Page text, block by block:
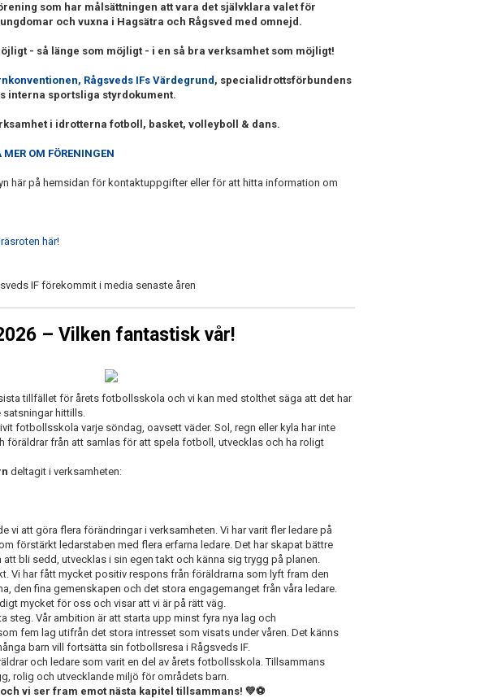
som har målsättningen att vara det självklara valet för
och vuxna i Hagsätra och Rågsved med omnejd.
- så länge som möjligt - i en så bra verksamhet som möjligt!
Rågsveds IFs Värdegrund , specialidrottsförbundens
interna sportsliga styrdokument.
i idrotterna fotboll, basket, volleyboll & dans.
OM FÖRENINGEN
här på hemsidan för kontaktuppgifter eller för att hitta information om
här!
IF förekommit i media senaste åren
– Vilken fantastisk vår!
tillfället för årets fotbollsskola och vi kan med stolthet säga att det har
satsningar hittills.
fotbollsskola varje söndag, oavsett väder. Sol, regn eller kyla har inte
föräldrar från att samlas för att spela fotboll, utvecklas och ha roligt
deltagit i verksamheten:
vi att göra flera förändringar i verksamheten. Vi har varit fler ledare på
förstärkt ledarstaben med flera erfarna ledare. Det har skapat bättre
bli sedd, utvecklas i sin egen takt och känna sig trygg på planen.
Vi har fått mycket positiv respons från föräldrarna som lyft fram den
den fina gemenskapen och det stora engagemanget från våra ledare.
mycket för oss och visar att vi är på rätt väg.
steg. Vår ambition är att starta upp minst fyra nya lag och
fem lag utifrån det stora intresset som visats under våren. Det känns
barn vill fortsätta sin fotbollsresa i Rågsveds IF.
och ledare som varit en del av årets fotbollsskola. Tillsammans
rolig och utvecklande miljö för områdets barn.
vi ser fram emot nästa kapitel tillsammans! 💚⚽